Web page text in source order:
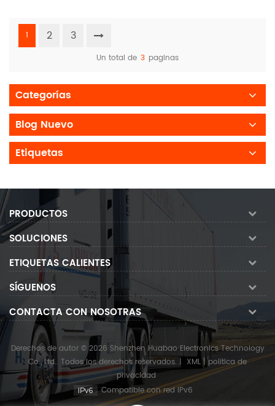
1 2 3
Un total de 3 paginas
Categorías
Blog Nuevo
Etiquetas
PRODUCTOS
SOLUCIONES
ETIQUETAS CALIENTES
SÍGUENOS
CONTACTA CON NOSOTRAS
Derechos de autor © 2026 Shenzhen Huabao Electronics Technology
Co., Ltd.. Todos los derechos reservados. | XML | política de
privacidad
Compatible con red IPv6